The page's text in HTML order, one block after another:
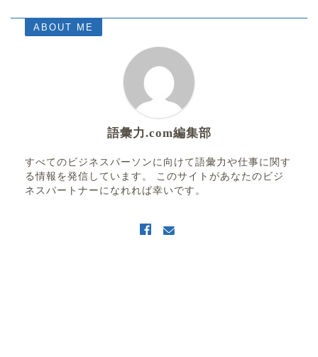
ABOUT ME
語彙力.com編集部
すべてのビジネスパーソンに向けて語彙力や仕事に関す
る情報を発信しています。 このサイトがあなたのビジ
ネスパートナーになれれば幸いです。